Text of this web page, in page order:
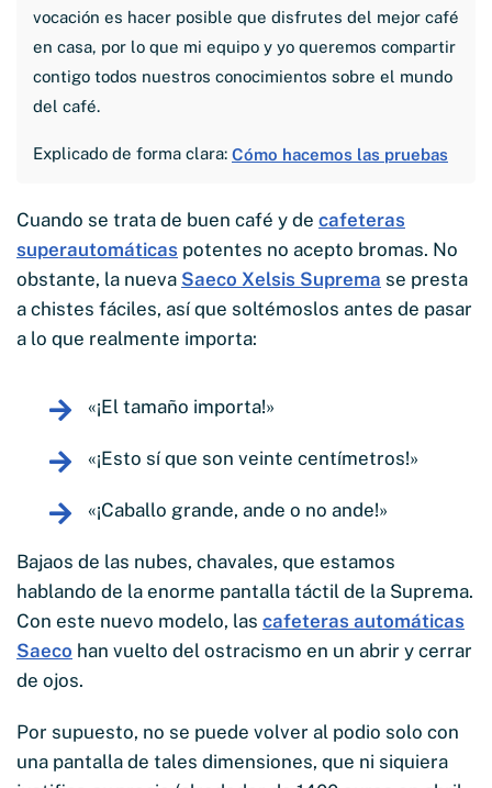
vocación es hacer posible que disfrutes del mejor café
en casa, por lo que mi equipo y yo queremos compartir
contigo todos nuestros conocimientos sobre el mundo
del café.
Explicado de forma clara: Cómo hacemos las pruebas
Cuando se trata de buen café y de cafeteras
superautomáticas potentes no acepto bromas. No
obstante, la nueva Saeco Xelsis Suprema se presta
a chistes fáciles, así que soltémoslos antes de pasar
a lo que realmente importa:
«¡El tamaño importa!»
«¡Esto sí que son veinte centímetros!»
«¡Caballo grande, ande o no ande!»
Bajaos de las nubes, chavales, que estamos
hablando de la enorme pantalla táctil de la Suprema.
Con este nuevo modelo, las cafeteras automáticas
Saeco han vuelto del ostracismo en un abrir y cerrar
de ojos.
Por supuesto, no se puede volver al podio solo con
una pantalla de tales dimensiones, que ni siquiera